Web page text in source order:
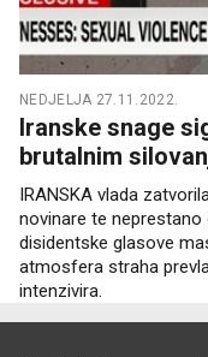
NEDJELJA 27.11.2022.
Iranske snage
brutalnim
IRANSKA vlada
novinare te
disidentske glasove
atmosfera straha
intenzivira.